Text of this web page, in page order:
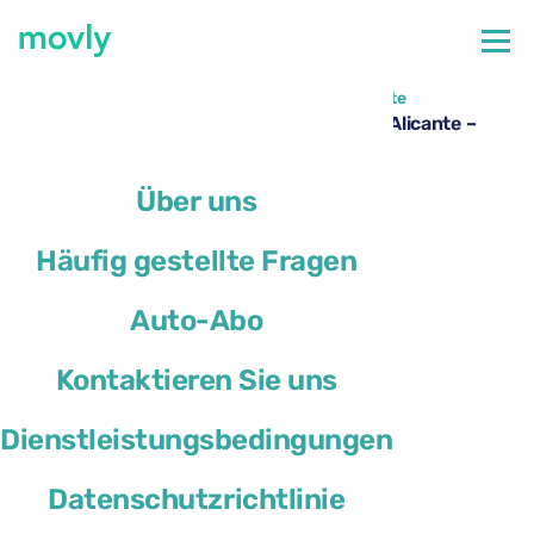
Über uns
Häufig gestellte Fragen
Auto-Abo
Kontaktieren Sie uns
Dienstleistungsbedingungen
Datenschutzrichtlinie
Alle verfügbaren Autos am Flughafen Alicante
Volkswagen T-Roc mieten am Flughafen Alicante –